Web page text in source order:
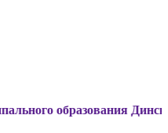
Динской район